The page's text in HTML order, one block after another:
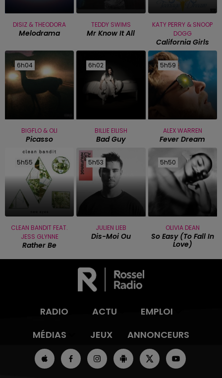
DISIZ & THEODORA
Melodrama
TEDDY SWIMS
Mr Know It All
KATY PERRY & SNOOP
DOGG
California Girls
6h04
6h04
BIGFLO & OLI
Picasso
6h02
6h02
BILLIE EILISH
Bad Guy
5h59
5h59
ALEX WARREN
Fever Dream
5h55
5h55
CLEAN BANDIT FEAT.
JESS GLYNNE
Rather Be
5h53
5h53
JULIEN LIEB
Dis-Moi Ou
5h50
5h50
OLIVIA DEAN
So Easy (to Fall In
Love)
RADIO ACTU
EMPLOI
MÉDIAS
JEUX ANNONCEURS